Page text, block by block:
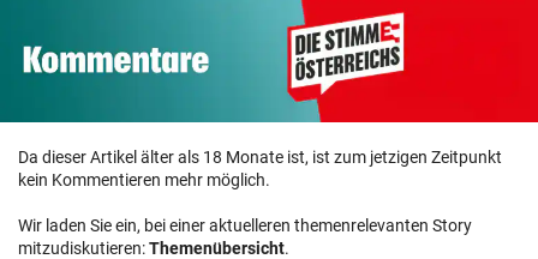
Da dieser Artikel älter als 18 Monate ist, ist zum jetzigen Zeitpunkt
kein Kommentieren mehr möglich.
Wir laden Sie ein, bei einer aktuelleren themenrelevanten Story
mitzudiskutieren:Themenübersicht.